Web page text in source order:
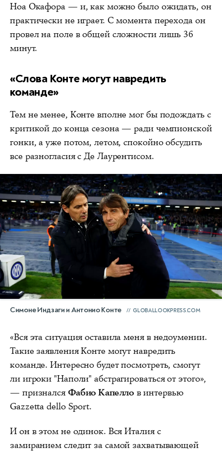
Ноа Окафора — и, как можно было ожидать, он
практически не играет. С момента перехода он
провел на поле в общей сложности лишь 36
минут.
«Слова Конте могут навредить
команде»
Тем не менее, Конте вполне мог бы подождать с
критикой до конца сезона — ради чемпионской
гонки, а уже потом, летом, спокойно обсудить
все разногласия с Де Лаурентисом.
Симоне Индзаги и Антонио Конте GLOBALLOOKPRESS.COM
«Вся эта ситуация оставила меня в недоумении.
Такие заявления Конте могут навредить
команде. Интересно будет посмотреть, смогут
ли игроки "Наполи" абстрагироваться от этого»,
— признался Фабио Капелло в интервью
Gazzetta dello Sport.
И он в этом не одинок. Вся Италия с
замиранием следит за самой захватывающей